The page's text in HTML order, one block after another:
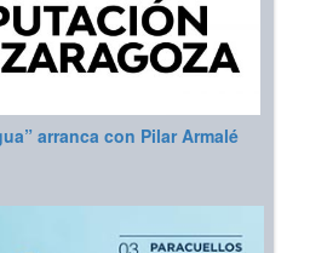
arranca con Pilar Armalé